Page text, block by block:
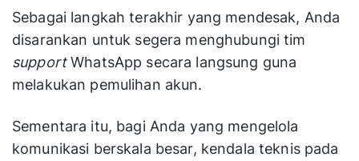
Sebagai langkah terakhir yang mendesak, Anda
disarankan untuk segera menghubungi tim
supportWhatsApp secara langsung guna
melakukan pemulihan akun.
Sementara itu, bagi Anda yang mengelola
komunikasi berskala besar, kendala teknis pada